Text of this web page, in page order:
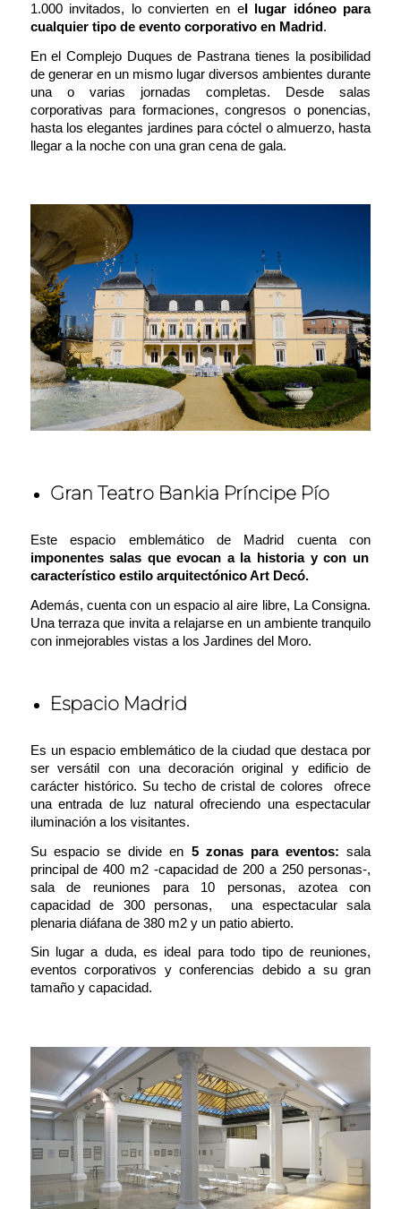
1.000 invitados, lo convierten en el lugar idóneo para
cualquier tipo de evento corporativo en Madrid.
En el Complejo Duques de Pastrana tienes la posibilidad
de generar en un mismo lugar diversos ambientes durante
una o varias jornadas completas. Desde salas
corporativas para formaciones, congresos o ponencias,
hasta los elegantes jardines para cóctel o almuerzo, hasta
llegar a la noche con una gran cena de gala.
Gran Teatro Bankia Príncipe Pío
Este espacio emblemático de Madrid cuenta con
imponentes salas que evocan a la historia y con un
característico estilo arquitectónico Art Decó.
Además, cuenta con un espacio al aire libre, La Consigna.
Una terraza que invita a relajarse en un ambiente tranquilo
con inmejorables vistas a los Jardines del Moro.
Espacio Madrid
Es un espacio emblemático de la ciudad que destaca por
ser versátil con una decoración original y edificio de
carácter histórico. Su techo de cristal de colores ofrece
una entrada de luz natural ofreciendo una espectacular
iluminación a los visitantes.
Su espacio se divide en 5 zonas para eventos:sala
principal de 400 m2 -capacidad de 200 a 250 personas-,
sala de reuniones para 10 personas, azotea con
capacidad de 300 personas,
una espectacular sala
plenaria diáfana de 380 m2 y un patio abierto.
Sin lugar a duda, es ideal para todo tipo de reuniones,
eventos corporativos y conferencias debido a su gran
tamaño y capacidad.